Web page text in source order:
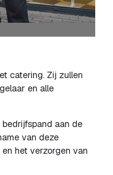
catering. Zij zullen
en alle
aan de
van deze
het verzorgen van